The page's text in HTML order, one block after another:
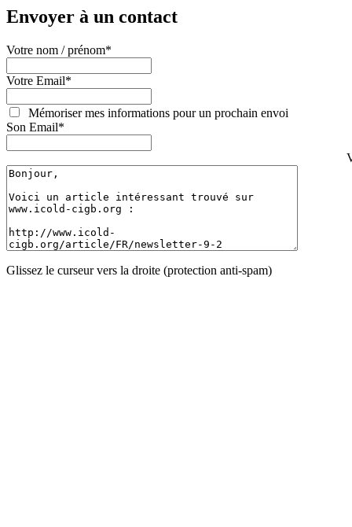
Envoyer à un contact
Votre nom / prénom*
Votre Email*
Mémoriser mes informations pour un prochain envoi
Son Email*
Glissez le curseur vers la droite (protection anti-spam)